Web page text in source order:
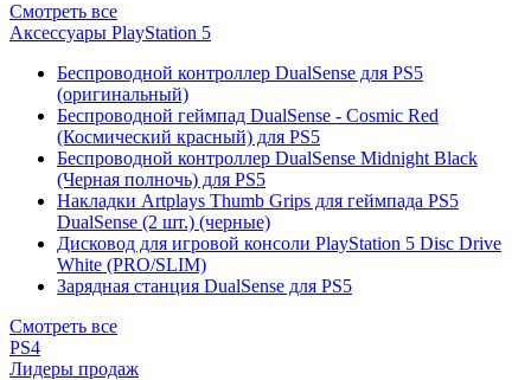
Смотреть все
Аксессуары PlayStation 5
Беспроводной контроллер DualSense для PS5
(оригинальный)
Беспроводной геймпад DualSense - Cosmic Red
(Космический красный) для PS5
Беспроводной контроллер DualSense Midnight Black
(Черная полночь) для PS5
Накладки Artplays Thumb Grips для геймпада PS5
DualSense (2 шт.) (черные)
Дисковод для игровой консоли PlayStation 5 Disc Drive
White (PRO/SLIM)
Зарядная станция DualSense для PS5
Смотреть все
PS4
Лидеры продаж